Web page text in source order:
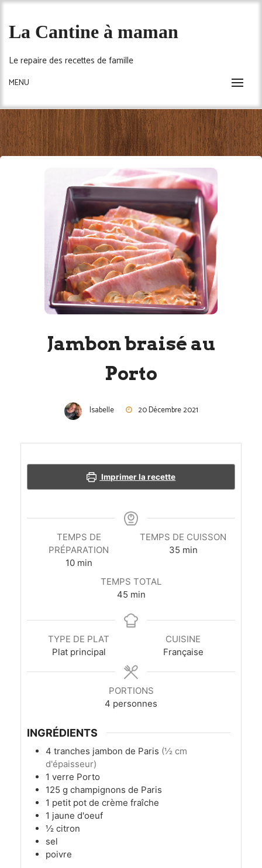
Skip
content
La Cantine à maman
Le repaire des recettes de famille
MENU
Jambon braisé au
Porto
Isabelle 20 Décembre 2021
Imprimer la recette
TEMPS DE
PRÉPARATION
10minutes
min
TEMPS DE CUISSON
35minutes
min
TEMPS TOTAL
45minutes
min
TYPE DE PLAT
Plat principal
CUISINE
Française
PORTIONS
4 personnes
INGRÉDIENTS
4 tranches jambon de Paris (½ cm
d'épaisseur)
1 verre Porto
125 g champignons de Paris
1 petit pot de crème fraîche
1 jaune d'oeuf
½ citron
sel
poivre